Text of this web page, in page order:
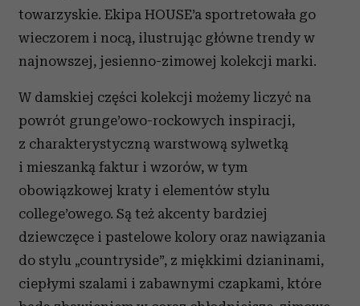
towarzyskie. Ekipa HOUSE’a sportretowała go
wieczorem i nocą, ilustrując główne trendy w
najnowszej, jesienno-zimowej kolekcji marki.
W damskiej części kolekcji możemy liczyć na
powrót grunge’owo-rockowych inspiracji,
z charakterystyczną warstwową sylwetką
i mieszanką faktur i wzorów, w tym
obowiązkowej kraty i elementów stylu
college’owego. Są też akcenty bardziej
dziewczęce i pastelowe kolory oraz nawiązania
do stylu „countryside”, z miękkimi dzianinami,
ciepłymi szalami i zabawnymi czapkami, które